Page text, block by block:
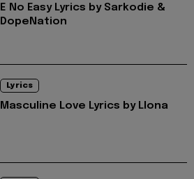
E No Easy Lyrics by Sarkodie &
DopeNation
Lyrics
Masculine Love Lyrics by Llona